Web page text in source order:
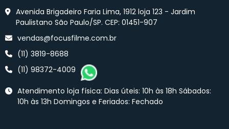
Avenida Brigadeiro Faria Lima, 1912 loja 123 - Jardim
Paulistano São Paulo/SP. CEP: 01451-907
vendas@focusfilme.com.br
(11) 3819-8688
(11) 98372-4009
Atendimento loja física: Dias úteis: 10h às 18h Sábados:
10h às 13h Domingos e Feriados: Fechado